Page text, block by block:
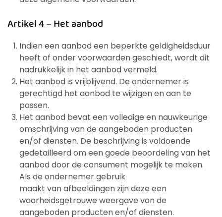
Artikel 4 – Het aanbod
Indien een aanbod een beperkte geldigheidsduur
heeft of onder voorwaarden geschiedt, wordt dit
nadrukkelijk in het aanbod vermeld.
Het aanbod is vrijblijvend. De ondernemer is
gerechtigd het aanbod te wijzigen en aan te
passen.
Het aanbod bevat een volledige en nauwkeurige
omschrijving van de aangeboden producten
en/of diensten. De beschrijving is voldoende
gedetailleerd om een goede beoordeling van het
aanbod door de consument mogelijk te maken.
Als de ondernemer gebruik
maakt van afbeeldingen zijn deze een
waarheidsgetrouwe weergave van de
aangeboden producten en/of diensten.